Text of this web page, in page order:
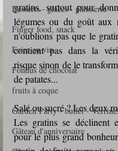
Desserts - glaces - pâtisserie
Finger food, snack
Foire au vin
Fondus de chocolat
fruits à coque
Garden Party - buffet -
Gâteau d'anniversaire
gratins, surtout pour
légumes ou du goût aux
n'oublions pas que le
contient pas dans la
risque sinon de le
de patates...
Salé ou sucré ? Les deux
Les gratins se déclinent
pour le plus grand